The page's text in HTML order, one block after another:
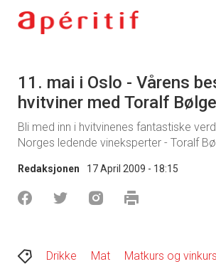
11. mai i Oslo - Vårens
hvitviner med Toralf
Bli med inn i hvitvinenes fantastiske
Norges ledende vineksperter - Toralf
Redaksjonen 17 April 2009 - 18:15
Drikke Mat Matkurs og vinkurs